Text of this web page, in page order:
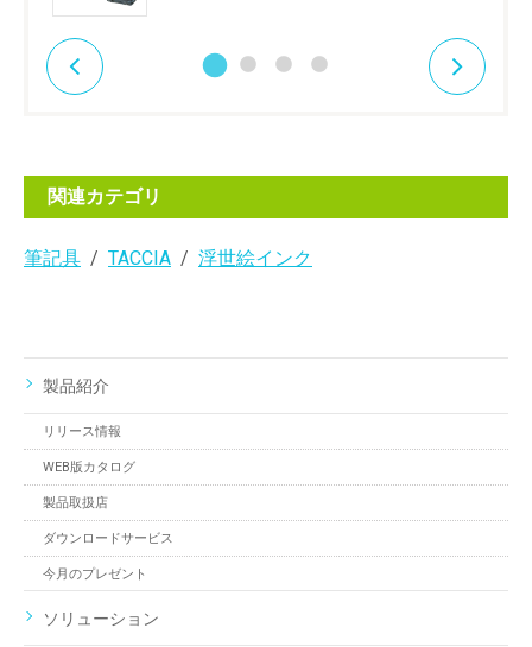
関連カテゴリ
筆記具 TACCIA 浮世絵インク
製品紹介
リリース情報
WEB版カタログ
製品取扱店
ダウンロードサービス
今月のプレゼント
ソリューション